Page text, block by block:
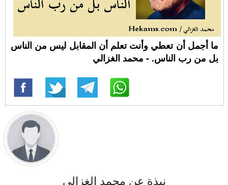
ما أجمل أن تعطي وأنت تعلم أن المقابل ليس من الناس
بل من رب الناس. - محمد الغزالي
نبذة عن محمد الغزالي